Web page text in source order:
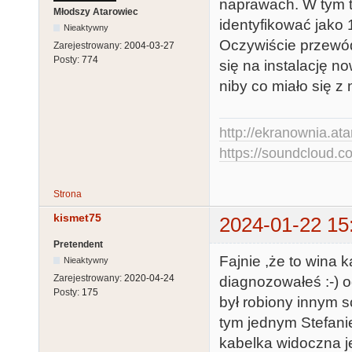
Młodszy Atarowiec
Nieaktywny
Zarejestrowany: 2004-03-27
Posty: 774
naprawach. W tym
identyfikować jako
Oczywiście
się na instalację
niby co miało się z
http://
https://
Strona
kismet75 2024-01-22
Pretendent
Nieaktywny
Zarejestrowany: 2020-04-24
Posty: 175
Fajnie ,że to wina
diagnozowałeś :-)
był robiony innym
tym jednym
kabelka widoczna